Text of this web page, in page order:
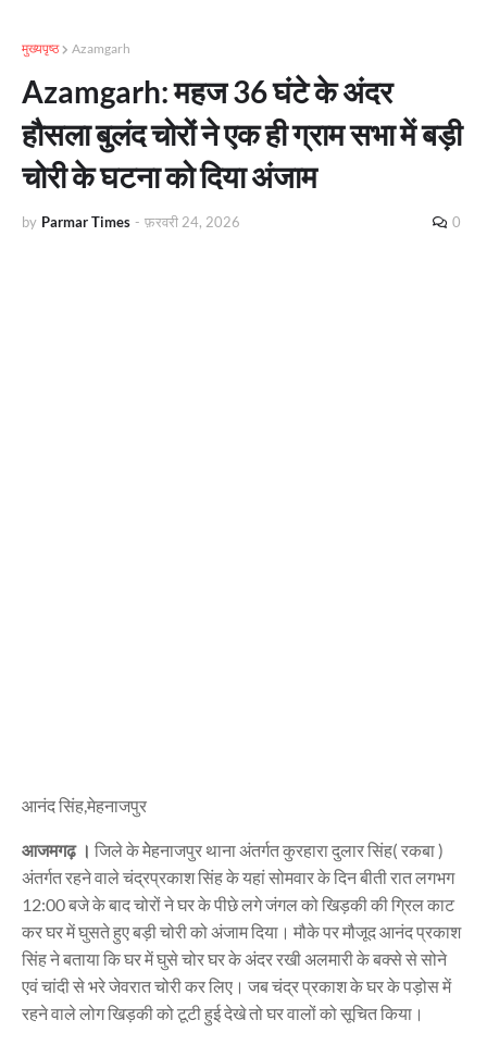
मुख्यपृष्ठ Azamgarh
Azamgarh: महज 36 घंटे के अंदर
हौसला बुलंद चोरों ने एक ही ग्राम सभा में बड़ी
चोरी के घटना को दिया अंजाम
by Parmar Times - फ़रवरी 24, 2026 0
आनंद सिंह,मेहनाजपुर
आजमगढ़ । जिले के मेेहनाजपुर थाना अंतर्गत कुरहारा दुलार सिंह( रकबा )
अंतर्गत रहने वाले चंद्रप्रकाश सिंह के यहां सोमवार के दिन बीती रात लगभग
12:00 बजे के बाद चोरों ने घर के पीछे लगे जंगल को खिड़की की ग्रिल काट
कर घर में घुसते हुए बड़ी चोरी को अंजाम दिया। मौके पर मौजूद आनंद प्रकाश
सिंह ने बताया कि घर में घुसे चोर घर के अंदर रखी अलमारी के बक्से से सोने
एवं चांदी से भरे जेवरात चोरी कर लिए। जब चंद्र प्रकाश के घर के पड़ोस में
रहने वाले लोग खिड़की को टूटी हुई देखे तो घर वालों को सूचित किया।